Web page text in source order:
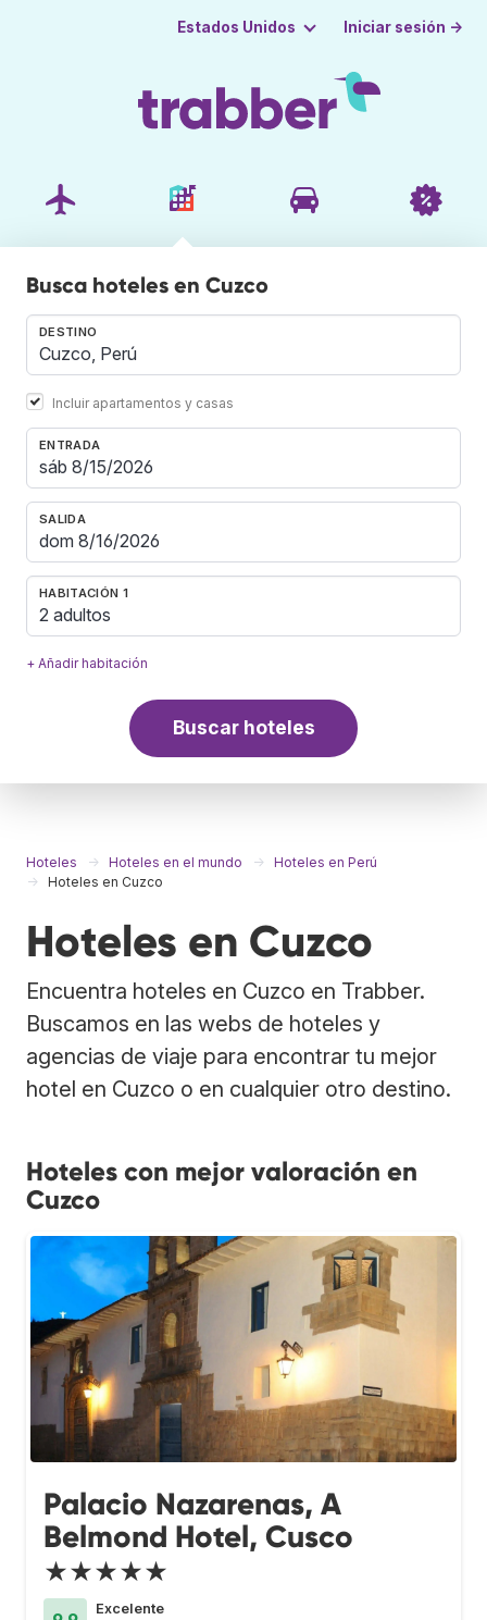
Estados Unidos Iniciar sesión →
Busca hoteles en Cuzco
DESTINO
Incluir apartamentos y casas
ENTRADA
SALIDA
HABITACIÓN 1
2 adultos
+ Añadir habitación
Buscar hoteles
Hoteles Hoteles en el mundo
Hoteles en Perú
Hoteles en Cuzco
Hoteles en Cuzco
Encuentra hoteles en Cuzco en Trabber.
Buscamos en las webs de hoteles y
agencias de viaje para encontrar tu mejor
hotel en Cuzco o en cualquier otro destino.
Hoteles con mejor valoración en
Cuzco
Palacio Nazarenas, A
Belmond Hotel, Cusco
★★★★★
Excelente